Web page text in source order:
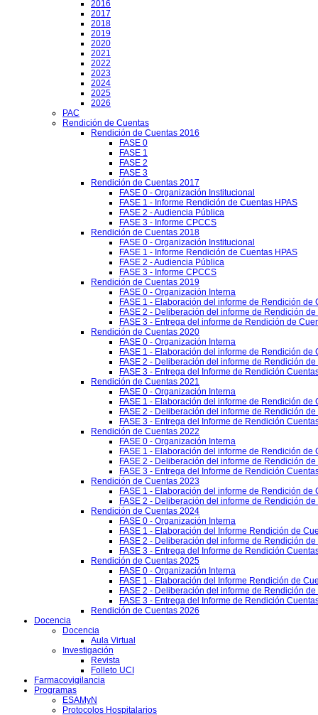
2016
2017
2018
2019
2020
2021
2022
2023
2024
2025
2026
PAC
Rendición de Cuentas
Rendición de Cuentas 2016
FASE 0
FASE 1
FASE 2
FASE 3
Rendición de Cuentas 2017
FASE 0 - Organización Institucional
FASE 1 - Informe Rendición de Cuentas HPAS
FASE 2 - Audiencia Pública
FASE 3 - Informe CPCCS
Rendición de Cuentas 2018
FASE 0 - Organización Institucional
FASE 1 - Informe Rendición de Cuentas HPAS
FASE 2 - Audiencia Pública
FASE 3 - Informe CPCCS
Rendición de Cuentas 2019
FASE 0 - Organización Interna
FASE 1 - Elaboración del informe de Rendición de
FASE 2 - Deliberación del informe de Rendición
FASE 3 - Entrega del informe de Rendición de
Rendición de Cuentas 2020
FASE 0 - Organización Interna
FASE 1 - Elaboración del informe de Rendición de
FASE 2 - Deliberación del informe de Rendición
FASE 3 - Entrega del Informe de Rendición
Rendición de Cuentas 2021
FASE 0 - Organización Interna
FASE 1 - Elaboración del informe de Rendición de
FASE 2 - Deliberación del informe de Rendición
FASE 3 - Entrega del Informe de Rendición
Rendición de Cuentas 2022
FASE 0 - Organización Interna
FASE 1 - Elaboración del informe de Rendición de
FASE 2 - Deliberación del informe de Rendición
FASE 3 - Entrega del Informe de Rendición
Rendición de Cuentas 2023
FASE 1 - Elaboración del informe de Rendición de
FASE 2 - Deliberación del informe de Rendición
Rendición de Cuentas 2024
FASE 0 - Organización Interna
FASE 1 - Elaboración del Informe Rendición de
FASE 2 - Deliberación del informe de Rendición
FASE 3 - Entrega del Informe de Rendición
Rendición de Cuentas 2025
FASE 0 - Organización Interna
FASE 1 - Elaboración del Informe Rendición de
FASE 2 - Deliberación del informe de Rendición
FASE 3 - Entrega del Informe de Rendición
Rendición de Cuentas 2026
Docencia
Docencia
Aula Virtual
Investigación
Revista
Folleto UCI
Farmacovigilancia
Programas
ESAMyN
Protocolos Hospitalarios